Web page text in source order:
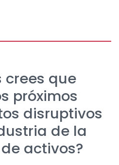
crees que
próximos
disruptivos
de la
activos?